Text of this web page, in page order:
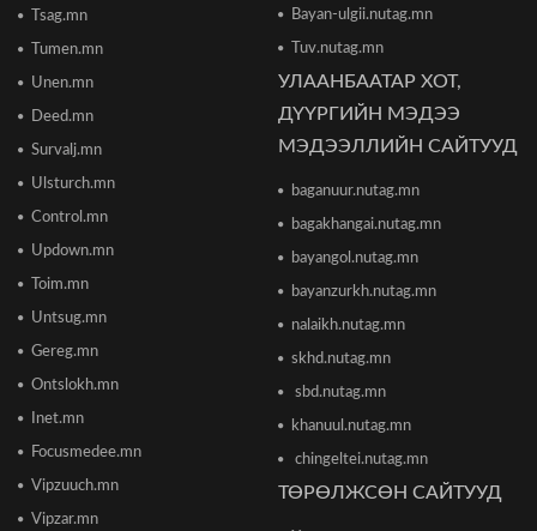
"The MongolZ" баг IEM Cologne Major-2026
тэмцээнийг гуравдугаар шатнаас өндөрлүүллээ
ТЦА: Согтуугаар автомашин жолоодож долоон
тээврийн хэрэгсэл мөргөсөн этгээдийг
2026/06/16 12:47
өсөлтийн төсөөллөө бууруулжээ
Европын Төв банк 2023 оноос хойш анх удаа
бодлогын хүүгээ өсгөжээ
2026/06/12 15:05
Tsag.mn
Tumen.mn
Unen.mn
Deed.mn
Survalj.mn
Ulsturch.mn
Control.mn
Updown.mn
Toim.mn
Untsug.mn
Gereg.mn
Ontslokh.mn
Inet.mn
Focusmedee.mn
Vipzuuch.mn
Vipzar.mn
Bayan-ulgii.nutag.mn
Tuv.nutag.mn
УЛААНБААТАР ХОТ,
ДҮҮРГИЙН МЭДЭЭ
МЭДЭЭЛЛИЙН САЙТУУД
baganuur.nutag.mn
bagakhangai.nutag.mn
bayangol.nutag.mn
bayanzurkh.nutag.mn
nalaikh.nutag.mn
skhd.nutag.mn
sbd.nutag.mn
khanuul.nutag.mn
chingeltei.nutag.mn
ТӨРӨЛЖСӨН САЙТУУД